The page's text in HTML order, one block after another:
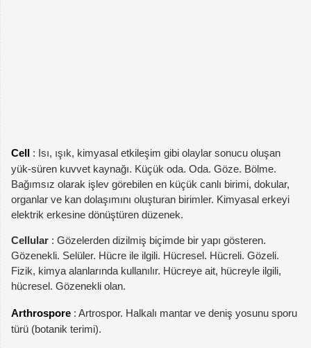
Cell : Isı, ışık, kimyasal etkileşim gibi olaylar sonucu oluşan
yük-süren kuvvet kaynağı. Küçük oda. Oda. Göze. Bölme.
Bağımsız olarak işlev görebilen en küçük canlı birimi, dokular,
organlar ve kan dolaşımını oluşturan birimler. Kimyasal erkeyi
elektrik erkesine dönüştüren düzenek.
Cellular : Gözelerden dizilmiş biçimde bir yapı gösteren.
Gözenekli. Selüler. Hücre ile ilgili. Hücresel. Hücreli. Gözeli.
Fizik, kimya alanlarında kullanılır. Hücreye ait, hücreyle ilgili,
hücresel. Gözenekli olan.
Arthrospore : Artrospor. Halkalı mantar ve deniş yosunu sporu
türü (botanik terimi).